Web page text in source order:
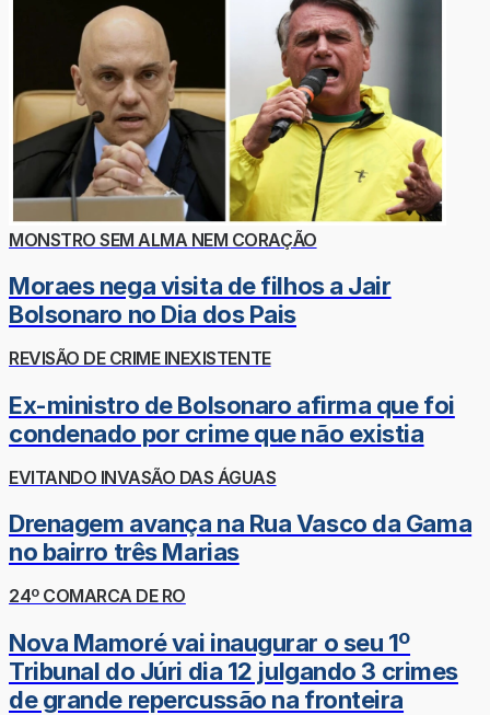
MONSTRO SEM ALMA NEM CORAÇÃO
Moraes nega visita de filhos a Jair
Bolsonaro no Dia dos Pais
REVISÃO DE CRIME INEXISTENTE
Ex-ministro de Bolsonaro afirma que foi
condenado por crime que não existia
EVITANDO INVASÃO DAS ÁGUAS
Drenagem avança na Rua Vasco da Gama
no bairro três Marias
24º COMARCA DE RO
Nova Mamoré vai inaugurar o seu 1º
Tribunal do Júri dia 12 julgando 3 crimes
de grande repercussão na fronteira